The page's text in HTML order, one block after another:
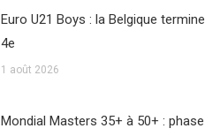
Euro U21 Boys : la Belgique termine
4e
1 août 2026
Mondial Masters 35+ à 50+ : phase